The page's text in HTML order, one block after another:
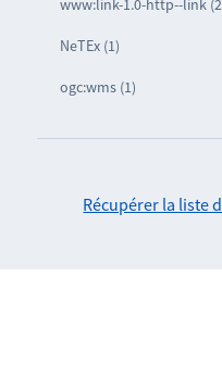
www:link-1.0-http--link
NeTEx (1)
ogc:wms (1)
Récupérer la liste